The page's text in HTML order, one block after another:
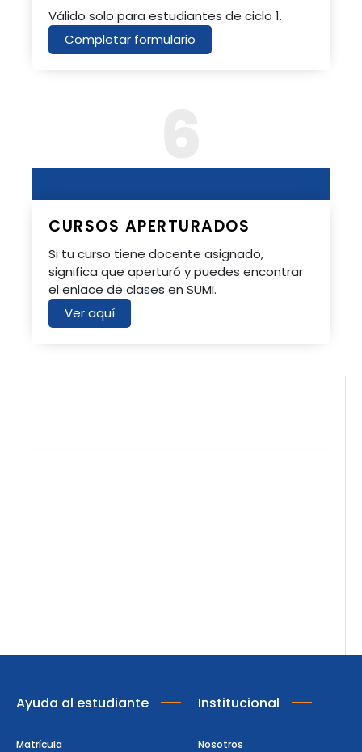
Válido solo para estudiantes de ciclo 1.
Completar formulario
CURSOS APERTURADOS
Si tu curso tiene docente asignado,
significa que aperturó y puedes encontrar
el enlace de clases en SUMI.
Ver aquí
Ayuda al estudiante
Matrícula
Institucional
Nosotros